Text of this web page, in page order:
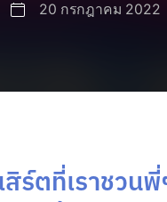
20 กรกฎาคม 2022
สิร์ตที่เราชวน